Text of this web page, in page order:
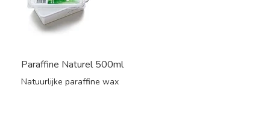
Paraffine Naturel 500ml
Natuurlijke paraffine wax